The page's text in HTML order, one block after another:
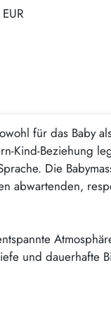
für das Baby
Kind-Beziehung
Die
abwartenden,
und dauerhafte